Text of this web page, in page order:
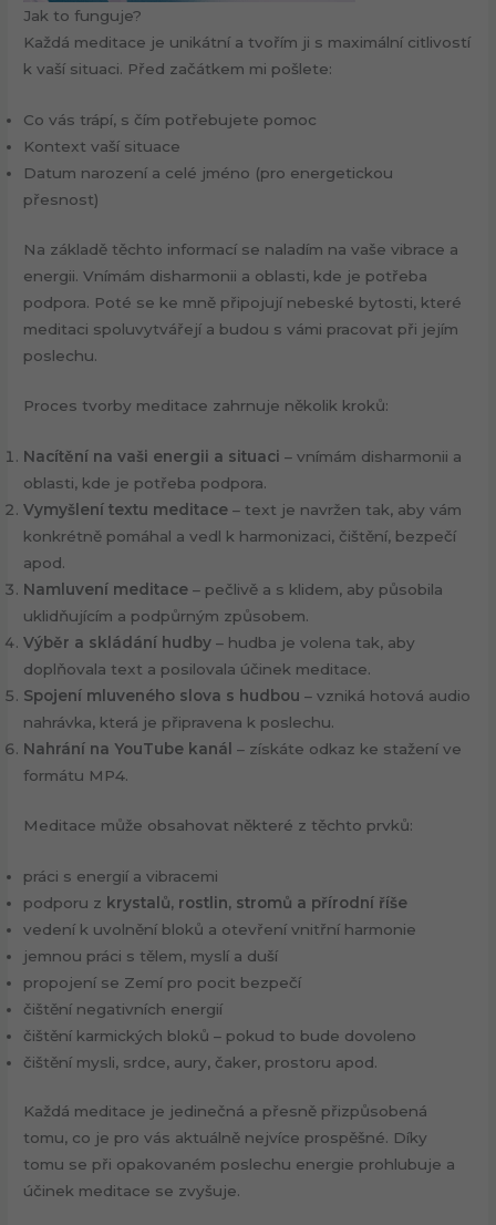
Jak to funguje?
Každá meditace je unikátní a tvořím ji s maximální citlivostí
k vaší situaci. Před začátkem mi pošlete:
Co vás trápí, s čím potřebujete pomoc
Kontext vaší situace
Datum narození a celé jméno (pro energetickou
přesnost)
Na základě těchto informací se naladím na vaše vibrace a
energii. Vnímám disharmonii a oblasti, kde je potřeba
podpora. Poté se ke mně připojují nebeské bytosti, které
meditaci spoluvytvářejí a budou s vámi pracovat při jejím
poslechu.
Proces tvorby meditace zahrnuje několik kroků:
Nacítění na vaši energii a situaci – vnímám disharmonii a
oblasti, kde je potřeba podpora.
Vymyšlení textu meditace – text je navržen tak, aby vám
konkrétně pomáhal a vedl k harmonizaci, čištění, bezpečí
apod.
Namluvení meditace – pečlivě a s klidem, aby působila
uklidňujícím a podpůrným způsobem.
Výběr a skládání hudby – hudba je volena tak, aby
doplňovala text a posilovala účinek meditace.
Spojení mluveného slova s hudbou – vzniká hotová audio
nahrávka, která je připravena k poslechu.
Nahrání na YouTube kanál – získáte odkaz ke stažení ve
formátu MP4.
Meditace může obsahovat některé z těchto prvků:
práci s energií a vibracemi
podporu z krystalů, rostlin, stromů a přírodní říše
vedení k uvolnění bloků a otevření vnitřní harmonie
jemnou práci s tělem, myslí a duší
propojení se Zemí pro pocit bezpečí
čištění negativních energií
čištění karmických bloků – pokud to bude dovoleno
čištění mysli, srdce, aury, čaker, prostoru apod.
Každá meditace je jedinečná a přesně přizpůsobená
tomu, co je pro vás aktuálně nejvíce prospěšné. Díky
tomu se při opakovaném poslechu energie prohlubuje a
účinek meditace se zvyšuje.